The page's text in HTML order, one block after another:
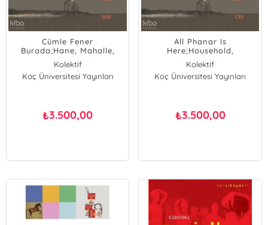
Cümle Fener
Burada;Hane, Mahalle,
Saray ve Şehir
Kolektif
Koç Üniversitesi Yayınları
₺3.500,00
All Phanar Is
Here;Household,
Neighborhood, Court, and
the City
Kolektif
Koç Üniversitesi Yayınları
₺3.500,00